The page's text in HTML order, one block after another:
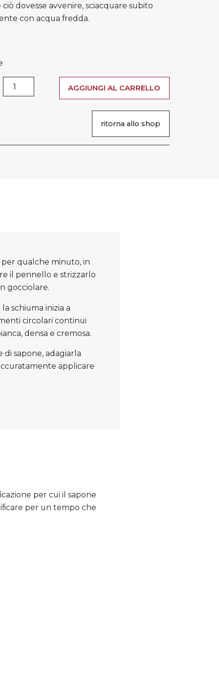
ciò dovesse avvenire, sciacquare subito
con acqua fredda.
AGGIUNGI AL CARRELLO
ritorna allo shop
qualche minuto, in
il pennello e strizzarlo
gocciolare.
schiuma inizia a
circolari continui
densa e cremosa.
sapone, adagiarla
applicare
per cui il sapone
per un tempo che